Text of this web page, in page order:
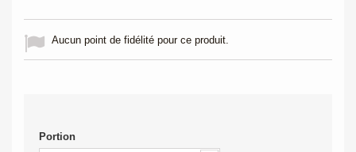
Aucun point de fidélité pour ce produit.
Portion